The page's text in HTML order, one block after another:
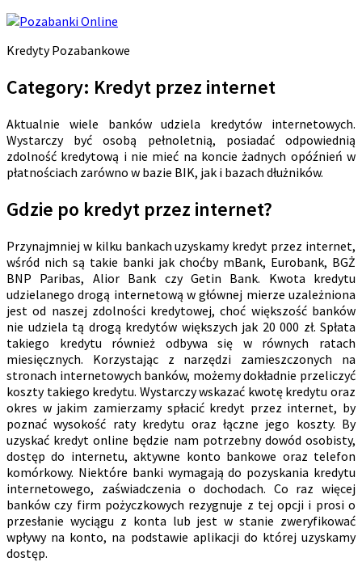
Kredyty Pozabankowe
Category: Kredyt przez internet
Aktualnie wiele banków udziela kredytów internetowych.
Wystarczy być osobą pełnoletnią, posiadać odpowiednią
zdolność kredytową i nie mieć na koncie żadnych opóźnień w
płatnościach zarówno w bazie BIK, jak i bazach dłużników.
Gdzie po kredyt przez internet?
Przynajmniej w kilku bankach uzyskamy kredyt przez internet,
wśród nich są takie banki jak choćby mBank, Eurobank, BGŻ
BNP Paribas, Alior Bank czy Getin Bank. Kwota kredytu
udzielanego drogą internetową w głównej mierze uzależniona
jest od naszej zdolności kredytowej, choć większość banków
nie udziela tą drogą kredytów większych jak 20 000 zł. Spłata
takiego kredytu również odbywa się w równych ratach
miesięcznych. Korzystając z narzędzi zamieszczonych na
stronach internetowych banków, możemy dokładnie przeliczyć
koszty takiego kredytu. Wystarczy wskazać kwotę kredytu oraz
okres w jakim zamierzamy spłacić kredyt przez internet, by
poznać wysokość raty kredytu oraz łączne jego koszty. By
uzyskać kredyt online będzie nam potrzebny dowód osobisty,
dostęp do internetu, aktywne konto bankowe oraz telefon
komórkowy. Niektóre banki wymagają do pozyskania kredytu
internetowego, zaświadczenia o dochodach. Co raz więcej
banków czy firm pożyczkowych rezygnuje z tej opcji i prosi o
przesłanie wyciągu z konta lub jest w stanie zweryfikować
wpływy na konto, na podstawie aplikacji do której uzyskamy
dostęp.